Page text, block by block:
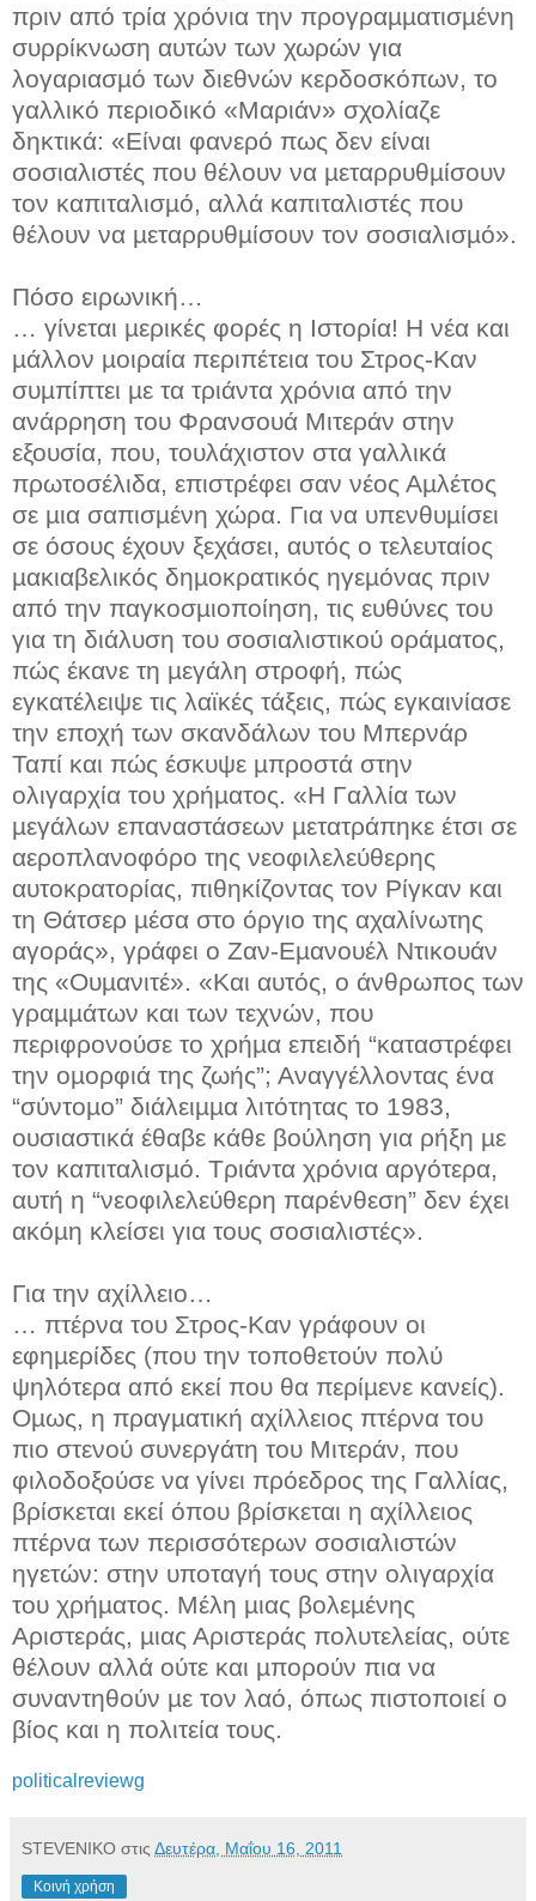
πριν από τρία χρόνια την προγραµµατισµένη
συρρίκνωση αυτών των χωρών για
λογαριασµό των διεθνών κερδοσκόπων, το
γαλλικό περιοδικό «Μαριάν» σχολίαζε
δηκτικά: «Είναι φανερό πως δεν είναι
σοσιαλιστές που θέλουν να µεταρρυθµίσουν
τον καπιταλισµό, αλλά καπιταλιστές που
θέλουν να µεταρρυθµίσουν τον σοσιαλισµό».
Πόσο ειρωνική…
… γίνεται µερικές φορές η Ιστορία! Η νέα και
µάλλον µοιραία περιπέτεια του Στρος-Καν
συµπίπτει µε τα τριάντα χρόνια από την
ανάρρηση του Φρανσουά Μιτεράν στην
εξουσία, που, τουλάχιστον στα γαλλικά
πρωτοσέλιδα, επιστρέφει σαν νέος Αµλέτος
σε µια σαπισµένη χώρα. Για να υπενθυµίσει
σε όσους έχουν ξεχάσει, αυτός ο τελευταίος
µακιαβελικός δηµοκρατικός ηγεµόνας πριν
από την παγκοσµιοποίηση, τις ευθύνες του
για τη διάλυση του σοσιαλιστικού οράµατος,
πώς έκανε τη µεγάλη στροφή, πώς
εγκατέλειψε τις λαϊκές τάξεις, πώς εγκαινίασε
την εποχή των σκανδάλων του Μπερνάρ
Ταπί και πώς έσκυψε µπροστά στην
ολιγαρχία του χρήµατος. «Η Γαλλία των
µεγάλων επαναστάσεων µετατράπηκε έτσι σε
αεροπλανοφόρο της νεοφιλελεύθερης
αυτοκρατορίας, πιθηκίζοντας τον Ρίγκαν και
τη Θάτσερ µέσα στο όργιο της αχαλίνωτης
αγοράς», γράφει ο Ζαν-Εµανουέλ Ντικουάν
της «Ουµανιτέ». «Και αυτός, ο άνθρωπος των
γραµµάτων και των τεχνών, που
περιφρονούσε το χρήµα επειδή “καταστρέφει
την οµορφιά της ζωής”; Αναγγέλλοντας ένα
“σύντοµο” διάλειµµα λιτότητας το 1983,
ουσιαστικά έθαβε κάθε βούληση για ρήξη µε
τον καπιταλισµό. Τριάντα χρόνια αργότερα,
αυτή η “νεοφιλελεύθερη παρένθεση” δεν έχει
ακόµη κλείσει για τους σοσιαλιστές».
Για την αχίλλειο…
… πτέρνα του Στρος-Καν γράφουν οι
εφηµερίδες (που την τοποθετούν πολύ
ψηλότερα από εκεί που θα περίµενε κανείς).
Οµως, η πραγµατική αχίλλειος πτέρνα του
πιο στενού συνεργάτη του Μιτεράν, που
φιλοδοξούσε να γίνει πρόεδρος της Γαλλίας,
βρίσκεται εκεί όπου βρίσκεται η αχίλλειος
πτέρνα των περισσότερων σοσιαλιστών
ηγετών: στην υποταγή τους στην ολιγαρχία
του χρήµατος. Μέλη µιας βολεµένης
Αριστεράς, µιας Αριστεράς πολυτελείας, ούτε
θέλουν αλλά ούτε και µπορούν πια να
συναντηθούν µε τον λαό, όπως πιστοποιεί ο
βίος και η πολιτεία τους.
politicalreviewg
STEVENIKO στις Δευτέρα, Μαΐου 16, 2011
Κοινή χρήση